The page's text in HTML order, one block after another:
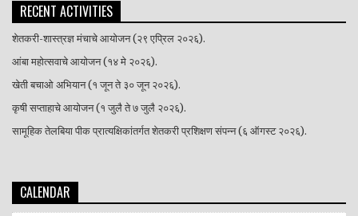
RECENT ACTIVITIES
शेतकरी-शास्त्रज्ञ मंचाचे आयोजन (२९ एप्रिल २०२६).
आंबा महोत्सवाचे आयोजन (१४ मे २०२६).
खेती बचाओ अभियान (१ जून ते ३० जून २०२६).
कृषी सप्ताहाचे आयोजन (१ जुलै ते ७ जुलै २०२६).
सामूहिक तेलबिया पीक प्रात्यक्षिकांतर्गत शेतकरी प्रशिक्षण संपन्न (६ ऑगस्ट २०२६).
CALENDAR